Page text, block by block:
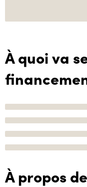
À quoi va
À propos